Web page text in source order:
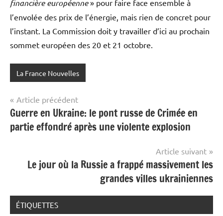
financière européenne» pour faire face ensemble à
l’envolée des prix de l’énergie, mais rien de concret pour
l’instant. La Commission doit y travailler d’ici au prochain
sommet européen des 20 et 21 octobre.
La France Nouvelles
Navigation
de
l’article
Article précédent
Guerre en Ukraine: le pont russe de Crimée en
partie effondré après une violente explosion
Article suivant
Le jour où la Russie a frappé massivement les
grandes villes ukrainiennes
ÉTIQUETTES